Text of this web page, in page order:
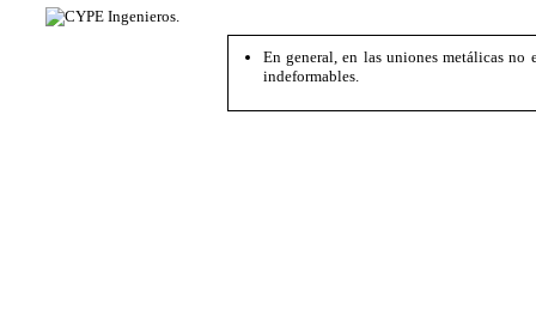
En general, en las uniones metálicas no
indeformables.